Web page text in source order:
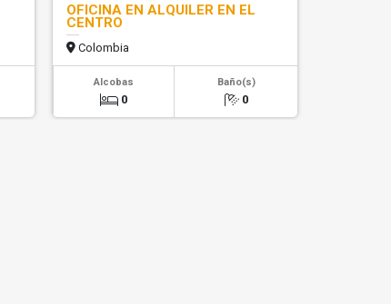
OFICINA EN ALQUILER EN EL
CENTRO
Colombia
Alcobas
0
Baño(s)
0